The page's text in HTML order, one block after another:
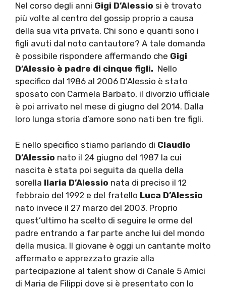
Nel corso degli anni Gigi D’Alessio si è trovato
più volte al centro del gossip proprio a causa
della sua vita privata. Chi sono e quanti sono i
figli avuti dal noto cantautore? A tale domanda
è possibile rispondere affermando che Gigi
D’Alessio è padre di cinque figli. Nello
specifico dal 1986 al 2006 D’Alessio è stato
sposato con Carmela Barbato, il divorzio ufficiale
è poi arrivato nel mese di giugno del 2014. Dalla
loro lunga storia d’amore sono nati ben tre figli.
E nello specifico stiamo parlando di Claudio
D’Alessio nato il 24 giugno del 1987 la cui
nascita è stata poi seguita da quella della
sorella Ilaria D’Alessio nata di preciso il 12
febbraio del 1992 e del fratello Luca D’Alessio
nato invece il 27 marzo del 2003. Proprio
quest’ultimo ha scelto di seguire le orme del
padre entrando a far parte anche lui del mondo
della musica. Il giovane è oggi un cantante molto
affermato e apprezzato grazie alla
partecipazione al talent show di Canale 5 Amici
di Maria de Filippi dove si è presentato con lo